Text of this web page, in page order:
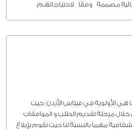
مصممة وفقًا لاحتياجاتهم.
هي الأولوية في فيتاس الأردن ؛ حيث
خلال مرحلة تقديم الطلب و الموافقات
مهماً بالنسبة لنا حيث نقوم بإبلاغ